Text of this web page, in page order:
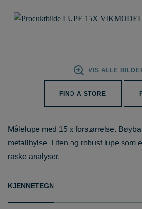
VIS ALLE
FIND A STORE
Målelupe med 15 x forstørrelse.
metallhylse. Liten og robust lupe som
raske analyser.
KJENNETEGN